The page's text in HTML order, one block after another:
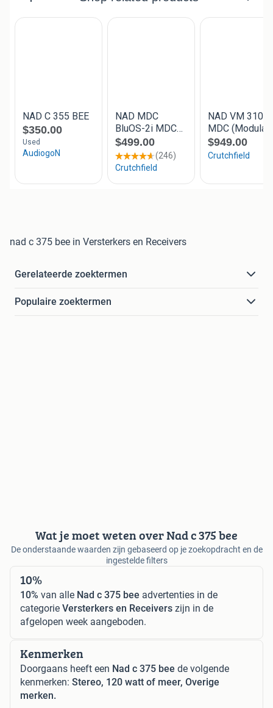
nad c 375 bee in Versterkers en Receivers
Gerelateerde zoektermen
Populaire zoektermen
Wat je moet weten over Nad c 375 bee
De onderstaande waarden zijn gebaseerd op je zoekopdracht en de
ingestelde filters
10%
10% van alle Nad c 375 bee advertenties in de
categorie Versterkers en Receivers zijn in de
afgelopen week aangeboden.
Kenmerken
Doorgaans heeft een Nad c 375 bee de volgende
kenmerken: Stereo, 120 watt of meer, Overige
merken.